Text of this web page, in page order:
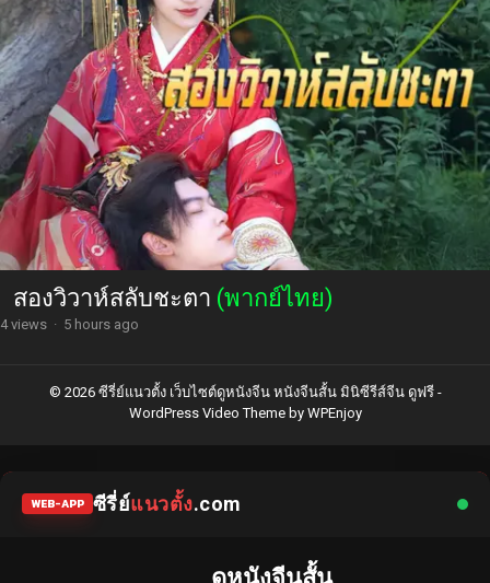
สองวิวาห์สลับชะตา (พากย์ไทย)
4 views · 5 hours ago
© 2026 ซีรี่ย์แนวตั้ง เว็บไซต์ดูหนังจีน หนังจีนสั้น มินิซีรีส์จีน ดูฟรี -
WordPress Video Themeby WPEnjoy
WEB-APP ซีรี่ย์แนวตั้ง.com